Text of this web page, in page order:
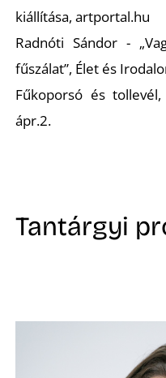
kiállítása, artportal.hu
Radnóti Sándor -
fűszálat”, Élet és
Fűkoporsó és tollevél
ápr.2.
Tantárgyi